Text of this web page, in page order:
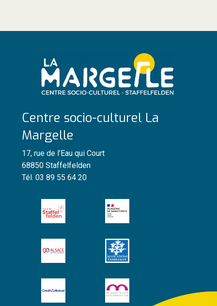
Centre socio-culturel La
Margelle
17, rue de l’Eau qui Court
68850 Staffelfelden
Tél. 03 89 55 64 20